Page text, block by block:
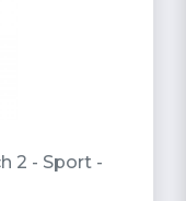
2 - Sport -